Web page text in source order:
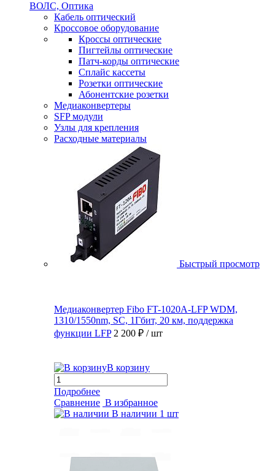
ВОЛС, Оптика
Кабель оптический
Кроссовое оборудование
Кроссы оптические
Пигтейлы оптические
Патч-корды оптические
Сплайс кассеты
Розетки оптические
Абонентские розетки
Медиаконвертеры
SFP модули
Узлы для крепления
Расходные материалы
Быстрый просмотр
Медиаконвертер Fibo FT-1020A-LFP WDM,
1310/1550nm, SC, 1Гбит, 20 км, поддержка
функции LFP 2 200 ₽ / шт
В корзину
Подробнее
Сравнение В избранное
В наличии 1 шт